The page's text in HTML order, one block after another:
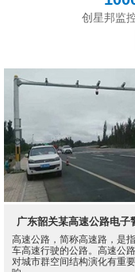
创星邦监
广东韶关某高速公路电子
目
高速公路，简称高速路，是
车高速行驶的公路。高速公
对城市群空间结构演化有重